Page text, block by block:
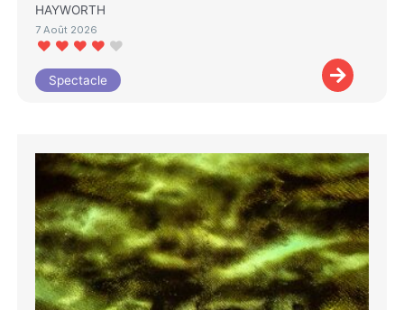
HAYWORTH
7 Août 2026
Spectacle